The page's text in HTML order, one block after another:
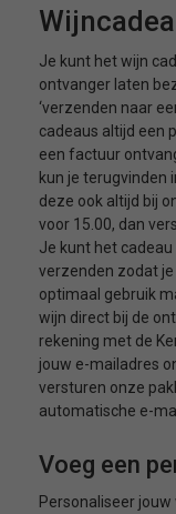
Je kunt het wijn
ontvanger laten
‘verzenden naar
cadeaus altijd een
een factuur
kun je terugvinden
deze ook altijd bij
voor 15.00, dan
Je kunt het
verzenden zodat
optimaal gebruik
wijn direct bij de
rekening met de
jouw e-mailadres
versturen onze
automatische e-
Voeg een
Personaliseer